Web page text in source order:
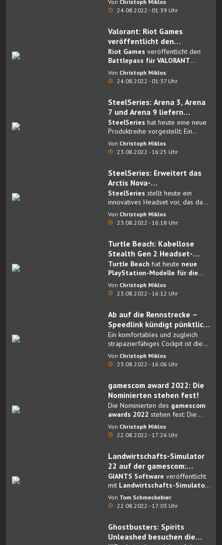
Opening Night Live neues
Von Christoph Miklos
24.08.2022 - 01:39 Uhr
Valorant: Riot Games
veröffentlicht den
Battlepass für Episode 5
Akt II
Riot Games veröffentlicht den
Battlepass für VALORANT
Episode 5 Akt II .
Von Christoph Miklos
24.08.2022 - 01:37 Uhr
SteelSeries: Arena 3, Arena
7 und Arena 9 liefern
leistungsstarkes Gaming-
Audio für maximale
Immersion
SteelSeries hat heute eine neue
Produktreihe vorgestellt: Ein
Portfolio aus Lautsprechern
jedes Setup in ein vollwertiges
Von Christoph Miklos
23.08.2022 - 16:25 Uhr
SteelSeries: Erweitert das
Arctis Nova-
Produktportfolio mit den
Modellen Nova 7, 3 und 1
SteelSeries stellt heute ein
innovatives Headset vor, das das
Sounderlebnis von Gamern
weltweit erneut revolutionieren
meistverkauften Gaming-Headsets
aller Zeiten.
Von Christoph Miklos
23.08.2022 - 16:18 Uhr
Turtle Beach: Kabellose
Stealth Gen 2 Headset-
Produktlinie von Turtle
Beach ab sofort für
PlayStation vorbestellbar
Turtle Beach hat heute neue
PlayStation-Modelle für die
kabellosen Gaming-Headsets
der Stealth 700 Gen 2 MAX,
vorgestellt.
Von Christoph Miklos
23.08.2022 - 16:12 Uhr
Ab auf die Rennstrecke –
Speedlink kündigt pünktlich
zur gamescom 2022 neues
Racing-Equipment an
Ein komfortables und zugleich
strapazierfähiges Cockpit ist die
Basis, um seine Driver-Skills auf
der Strecke aufleben zu lassen.
Von Christoph Miklos
23.08.2022 - 16:06 Uhr
gamescom award 2022: Die
Nominierten stehen fest!
Die Nominierten des gamescom
awards 2022 stehen fest: Die
Jury, unter anderem bestehend
aus deutschen und internationalen
Creatorn hat aus einer Vielzahl an
Einreichungen ausgewählt.
Von Christoph Miklos
22.08.2022 - 17:26 Uhr
Landwirtschafts-Simulator
22 auf der gamescom:
GIANTS Software
präsentiert Third-Party-
Add-On "Pumps N' Hoses"
GIANTS Software veröffentlicht
mit Landwirtschafts-Simulator
22: Pumps N' Hoses Pack
erstes Third-Party-Produkt.
Von Tom Schmeckebier
22.08.2022 - 17:03 Uhr
Ghostbusters: Spirits
Unleashed besuchen die